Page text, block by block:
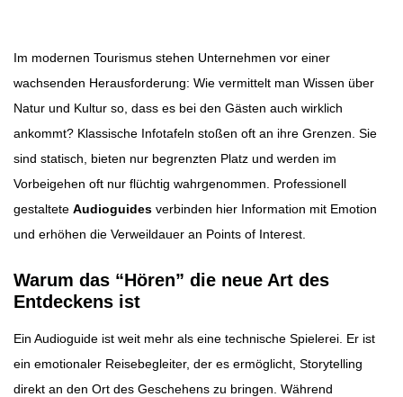
Im modernen Tourismus stehen Unternehmen vor einer
wachsenden Herausforderung: Wie vermittelt man Wissen über
Natur und Kultur so, dass es bei den Gästen auch wirklich
ankommt? Klassische Infotafeln stoßen oft an ihre Grenzen. Sie
sind statisch, bieten nur begrenzten Platz und werden im
Vorbeigehen oft nur flüchtig wahrgenommen. Professionell
gestaltete Audioguides verbinden hier Information mit Emotion
und erhöhen die Verweildauer an Points of Interest.
Warum das “Hören” die neue Art des
Entdeckens ist
Ein Audioguide ist weit mehr als eine technische Spielerei. Er ist
ein emotionaler Reisebegleiter, der es ermöglicht, Storytelling
direkt an den Ort des Geschehens zu bringen. Während